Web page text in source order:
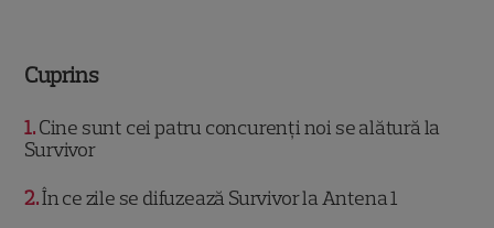
Cuprins
1 Cine sunt cei patru concurenți noi se alătură la
Survivor
2 În ce zile se difuzează Survivor la Antena 1